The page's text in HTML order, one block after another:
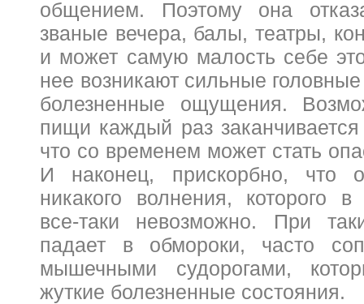
общением. Поэтому она
званые вечера, балы, театры,
и может самую малость себе
нее возникают сильные
болезненные ощущения.
пищи каждый раз
что со временем может стать
И наконец, прискорбно, что
никакого волнения, которого
все-таки невозможно. При
падает в обмороки, часто
мышечными судорогами,
жуткие болезненные состояния.